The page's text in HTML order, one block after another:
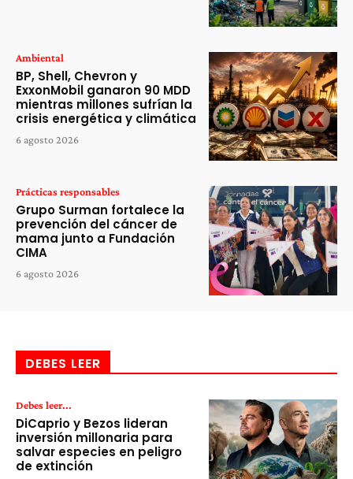
Ambiental
BP, Shell, Chevron y
ExxonMobil ganaron 90 MDD
mientras millones sufrían la
crisis energética y climática
6 agosto 2026
Prácticas responsables
Grupo Surman fortalece la
prevención del cáncer de
mama junto a Fundación
CIMA
6 agosto 2026
DEBES LEER
Debes leer...
DiCaprio y Bezos lideran
inversión millonaria para
salvar especies en peligro
de extinción